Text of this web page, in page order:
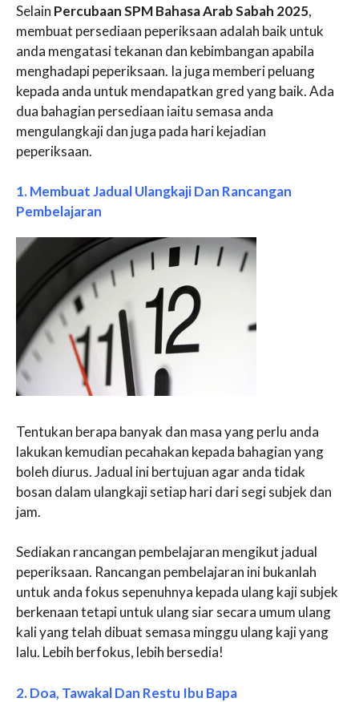
Selain Percubaan SPM Bahasa Arab Sabah 2025,
membuat persediaan peperiksaan adalah baik untuk
anda mengatasi tekanan dan kebimbangan apabila
menghadapi peperiksaan. Ia juga memberi peluang
kepada anda untuk mendapatkan gred yang baik. Ada
dua bahagian persediaan iaitu semasa anda
mengulangkaji dan juga pada hari kejadian
peperiksaan.
1. Membuat Jadual Ulangkaji Dan Rancangan
Pembelajaran
Tentukan berapa banyak dan masa yang perlu anda
lakukan kemudian pecahakan kepada bahagian yang
boleh diurus. Jadual ini bertujuan agar anda tidak
bosan dalam ulangkaji setiap hari dari segi subjek dan
jam.
Sediakan rancangan pembelajaran mengikut jadual
peperiksaan. Rancangan pembelajaran ini bukanlah
untuk anda fokus sepenuhnya kepada ulang kaji subjek
berkenaan tetapi untuk ulang siar secara umum ulang
kali yang telah dibuat semasa minggu ulang kaji yang
lalu. Lebih berfokus, lebih bersedia!
2. Doa, Tawakal Dan Restu Ibu Bapa